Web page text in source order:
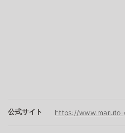
公式サイト https://